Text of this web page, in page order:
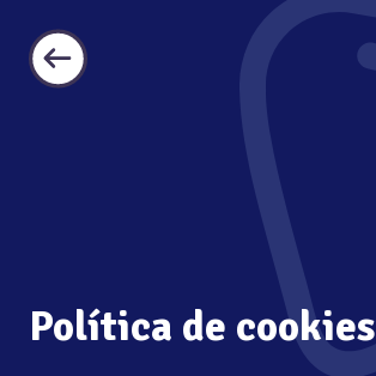
Política de cookies